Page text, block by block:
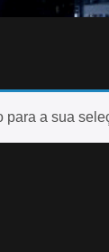
para a sua